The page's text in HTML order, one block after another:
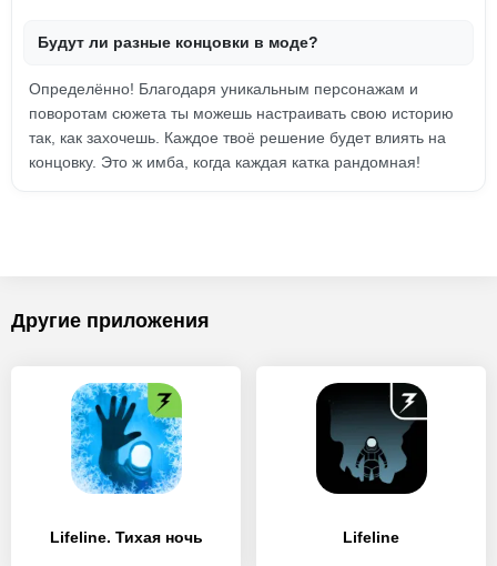
Будут ли разные концовки в моде?
Определённо! Благодаря уникальным персонажам и
поворотам сюжета ты можешь настраивать свою историю
так, как захочешь. Каждое твоё решение будет влиять на
концовку. Это ж имба, когда каждая катка рандомная!
Другие приложения
Lifeline. Тихая ночь Lifeline